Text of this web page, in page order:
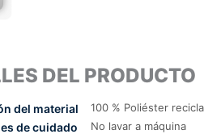
DEL PRODUCTO
del material 100 % Poliéster
de cuidado No lavar a máquina